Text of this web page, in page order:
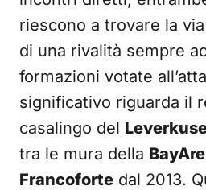
riescono a trovare la
di una rivalità sempre
formazioni votate
significativo riguarda il
casalingo del
tra le mura della
Francoforte dal 2013.